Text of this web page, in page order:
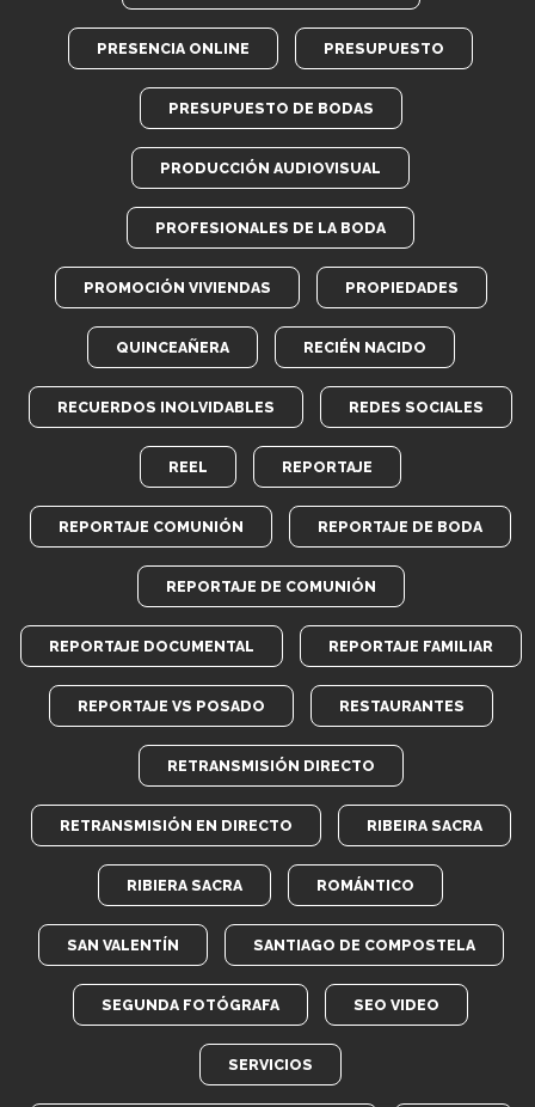
PRESENCIA ONLINE PRESUPUESTO
PRESUPUESTO DE BODAS
PRODUCCIÓN AUDIOVISUAL
PROFESIONALES DE LA BODA
PROMOCIÓN VIVIENDAS PROPIEDADES
QUINCEAÑERA RECIÉN NACIDO
RECUERDOS INOLVIDABLES REDES SOCIALES
REEL REPORTAJE
REPORTAJE COMUNIÓN REPORTAJE DE BODA
REPORTAJE DE COMUNIÓN
REPORTAJE DOCUMENTAL REPORTAJE FAMILIAR
REPORTAJE VS POSADO RESTAURANTES
RETRANSMISIÓN DIRECTO
RETRANSMISIÓN EN DIRECTO RIBEIRA SACRA
RIBIERA SACRA ROMÁNTICO
SAN VALENTÍN SANTIAGO DE COMPOSTELA
SEGUNDA FOTÓGRAFA SEO VIDEO
SERVICIOS